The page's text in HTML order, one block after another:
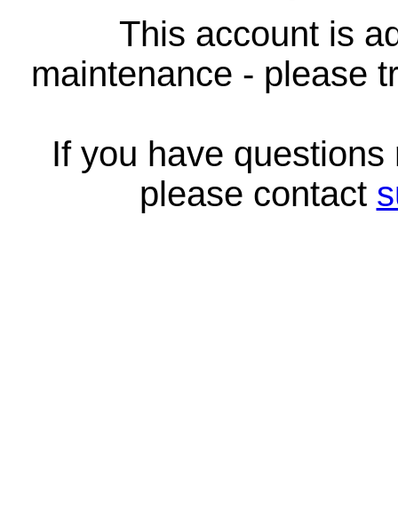
This account is
maintenance - please
If you have
please contact